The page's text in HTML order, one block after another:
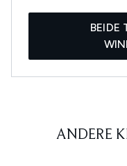
BEIDE
ANDERE